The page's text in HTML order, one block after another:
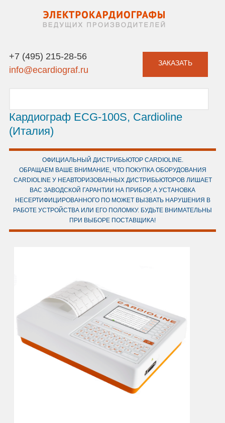
+7 (495) 215-28-56
info@ecardiograf.ru
ЗАКАЗАТЬ
Кардиограф ECG-100S, Cardioline
(Италия)
ОФИЦИАЛЬНЫЙ ДИСТРИБЬЮТОР CARDIOLINE.
ОБРАЩАЕМ ВАШЕ ВНИМАНИЕ, ЧТО ПОКУПКА ОБОРУДОВАНИЯ
CARDIOLINE У НЕАВТОРИЗОВАННЫХ ДИСТРИБЬЮТОРОВ ЛИШАЕТ
ВАС ЗАВОДСКОЙ ГАРАНТИИ НА ПРИБОР, А УСТАНОВКА
НЕСЕРТИФИЦИРОВАННОГО ПО МОЖЕТ ВЫЗВАТЬ НАРУШЕНИЯ В
РАБОТЕ УСТРОЙСТВА ИЛИ ЕГО ПОЛОМКУ. БУДЬТЕ ВНИМАТЕЛЬНЫ
ПРИ ВЫБОРЕ ПОСТАВЩИКА!